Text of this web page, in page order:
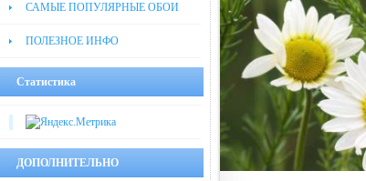
САМЫЕ ПОПУЛЯРНЫЕ ОБОИ
ПОЛЕЗНОЕ ИНФО
Статистика
ДОПОЛНИТЕЛЬНО